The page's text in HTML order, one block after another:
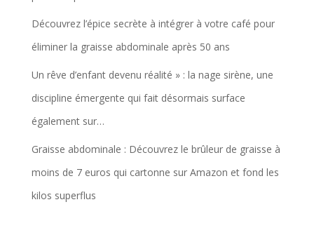
Découvrez l’épice secrète à intégrer à votre café pour
éliminer la graisse abdominale après 50 ans
Un rêve d’enfant devenu réalité » : la nage sirène, une
discipline émergente qui fait désormais surface
également sur…
Graisse abdominale : Découvrez le brûleur de graisse à
moins de 7 euros qui cartonne sur Amazon et fond les
kilos superflus